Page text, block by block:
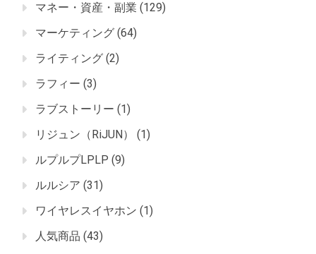
マネー・資産・副業 (129)
マーケティング (64)
ライティング (2)
ラフィー (3)
ラブストーリー (1)
リジュン（RiJUN）
(1)
ルプルプLPLP (9)
ルルシア (31)
ワイヤレスイヤホン (1)
人気商品 (43)